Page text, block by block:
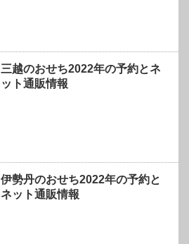
三越のおせち2022年の予約とネ
ット通販情報
伊勢丹のおせち2022年の予約と
ネット通販情報